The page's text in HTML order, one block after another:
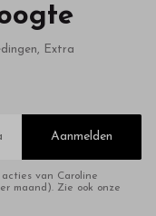
Extra
Aanmelden
van Caroline
maand). Zie ook onze